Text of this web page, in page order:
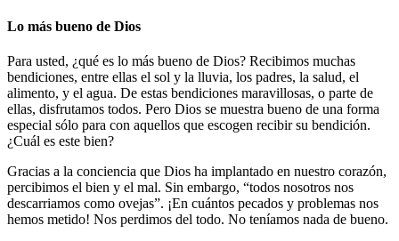
Lo más bueno de Dios
Para usted, ¿qué es lo más bueno de Dios? Recibimos muchas
bendiciones, entre ellas el sol y la lluvia, los padres, la salud, el
alimento, y el agua. De estas bendiciones maravillosas, o parte de
ellas, disfrutamos todos. Pero Dios se muestra bueno de una forma
especial sólo para con aquellos que escogen recibir su bendición.
¿Cuál es este bien?
Gracias a la conciencia que Dios ha implantado en nuestro corazón,
percibimos el bien y el mal. Sin embargo, “todos nosotros nos
descarriamos como ovejas”. ¡En cuántos pecados y problemas nos
hemos metido! Nos perdimos del todo. No teníamos nada de bueno.